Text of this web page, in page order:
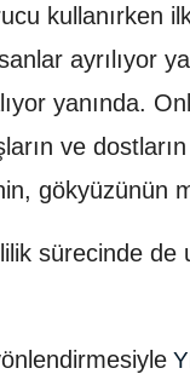
kullanırken
ayrılıyor
yanında.
ve
gökyüzünün
sürecinde de